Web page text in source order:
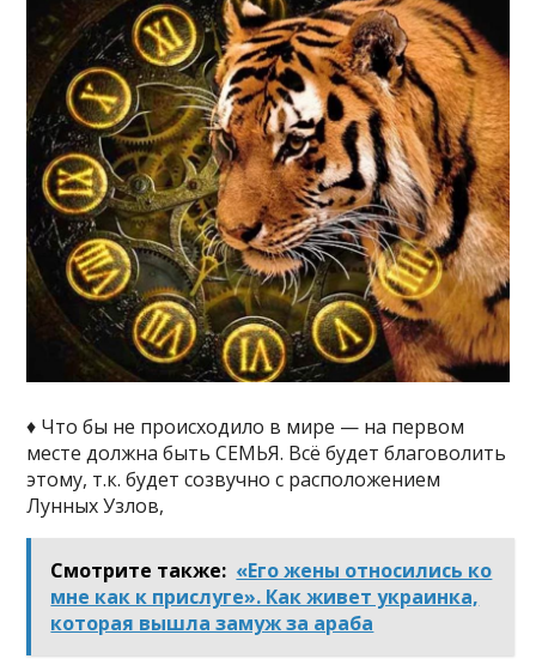
♦ Что бы не происходило в мире — на первом
месте должна быть СЕМЬЯ. Всё будет благоволить
этому, т.к. будет созвучно с расположением
Лунных Узлов,
Смотрите также: «Его жены относились ко
мне как к прислуге». Как живет украинка,
которая вышла замуж за араба